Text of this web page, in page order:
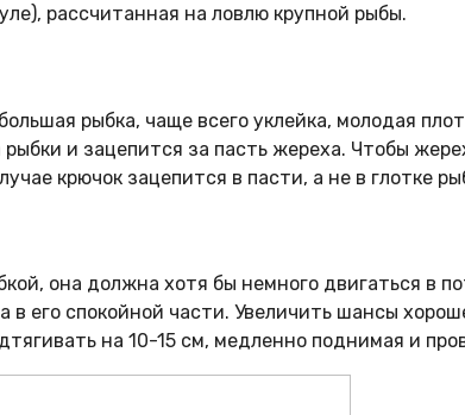
рассчитанная на ловлю крупной рыбы.
рыбка, чаще всего уклейка, молодая
и зацепится за пасть жереха. Чтобы
крючок зацепится в пасти, а не в глотке
она должна хотя бы немного двигаться в
в его спокойной части. Увеличить шансы
на 10-15 см, медленно поднимая и